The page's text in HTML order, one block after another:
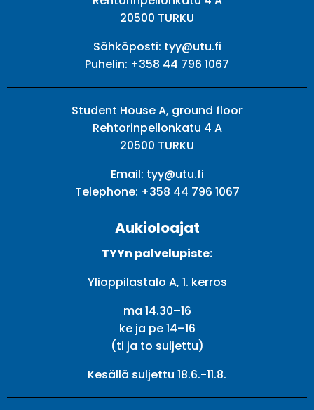
20500 TURKU
Sähköposti: tyy@utu.fi
Puhelin: +358 44 796 1067
Student House A, ground floor
Rehtorinpellonkatu 4 A
20500 TURKU
Email: tyy@utu.fi
Telephone: +358 44 796 1067
Aukioloajat
TYYn palvelupiste:
Ylioppilastalo A, 1. kerros
ma 14.30–16
ke ja pe 14–16
(ti ja to suljettu)
Kesällä suljettu 18.6.-11.8.